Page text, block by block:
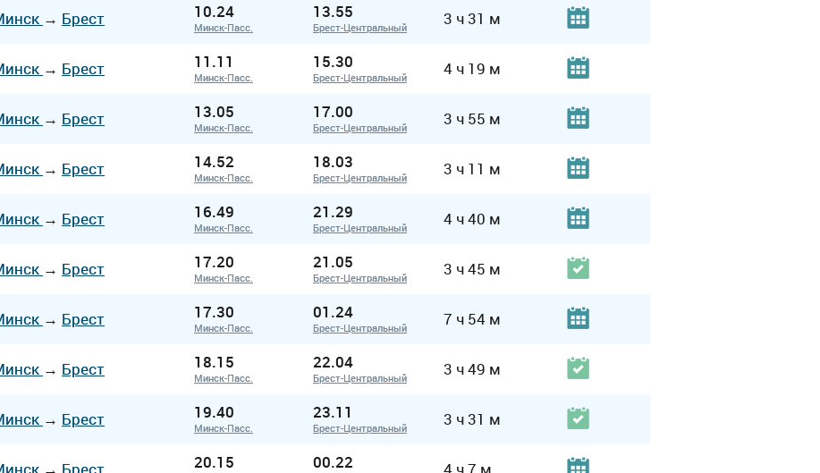
→ Брест 10.24
Минск-Пасс.
13.55
Брест-Центральный 3 ч 31 м
→ Брест 11.11
Минск-Пасс.
15.30
Брест-Центральный 4 ч 19 м
→ Брест 13.05
Минск-Пасс.
17.00
Брест-Центральный 3 ч 55 м
→ Брест 14.52
Минск-Пасс.
18.03
Брест-Центральный 3 ч 11 м
→ Брест 16.49
Минск-Пасс.
21.29
Брест-Центральный 4 ч 40 м
→ Брест 17.20
Минск-Пасс.
21.05
Брест-Центральный 3 ч 45 м
→ Брест 17.30
Минск-Пасс.
01.24
Брест-Центральный 7 ч 54 м
→ Брест 18.15
Минск-Пасс.
22.04
Брест-Центральный 3 ч 49 м
→ Брест 19.40
Минск-Пасс.
23.11
Брест-Центральный 3 ч 31 м
20.15 00.22